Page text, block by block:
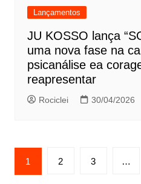
Lançamentos
JU KOSSO lança
uma nova fase na
psicanálise ea
reapresentar
Rociclei 30/04/2026
Paginação
de
1 2 3 …